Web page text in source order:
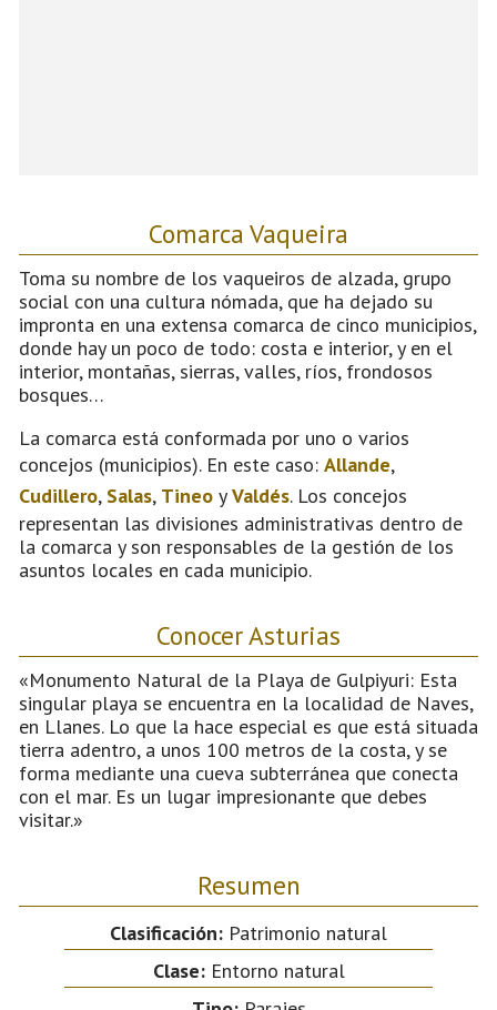
Comarca Vaqueira
Toma su nombre de los vaqueiros de alzada, grupo
social con una cultura nómada, que ha dejado su
impronta en una extensa comarca de cinco municipios,
donde hay un poco de todo: costa e interior, y en el
interior, montañas, sierras, valles, ríos, frondosos
bosques…
La comarca está conformada por uno o varios
concejos (municipios). En este caso: Allande,
Cudillero, Salas, Tineo yValdés. Los concejos
representan las divisiones administrativas dentro de
la comarca y son responsables de la gestión de los
asuntos locales en cada municipio.
Conocer Asturias
«Monumento Natural de la Playa de Gulpiyuri: Esta
singular playa se encuentra en la localidad de Naves,
en Llanes. Lo que la hace especial es que está situada
tierra adentro, a unos 100 metros de la costa, y se
forma mediante una cueva subterránea que conecta
con el mar. Es un lugar impresionante que debes
visitar.»
Resumen
Clasificación: Patrimonio natural
Clase:Entorno natural